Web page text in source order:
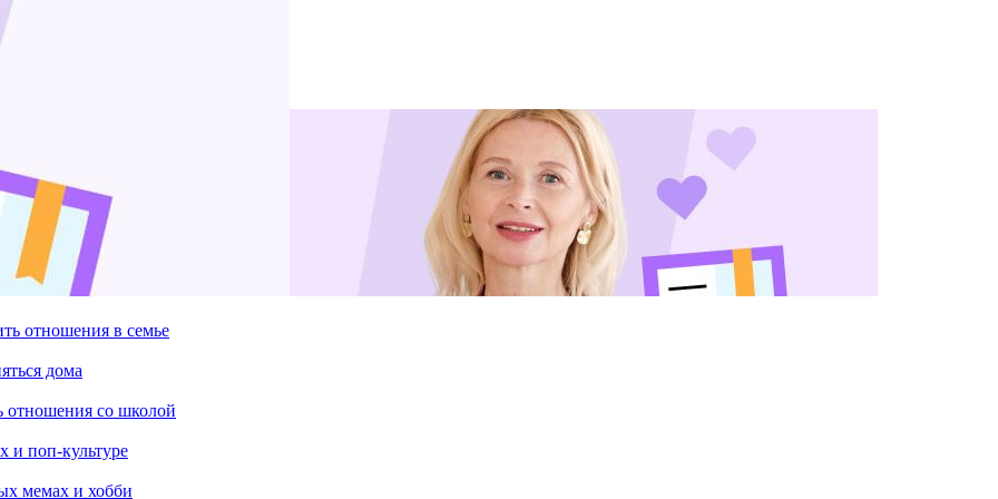
отношения в семье
дома
отношения со школой
и поп-культуре
мемах и хобби